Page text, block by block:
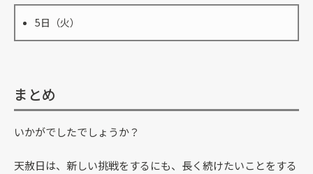
5日（火）
まとめ
いかがでしたでしょうか？
天赦日は、新しい挑戦をするにも、長く続けたいことをする